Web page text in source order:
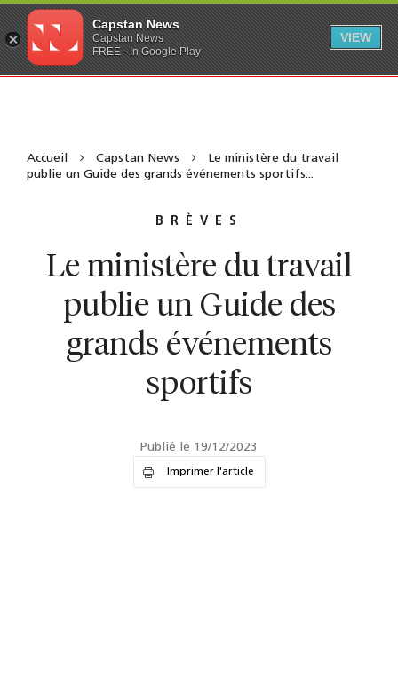
Accueil Capstan News
Le ministère du travail
publie un Guide des grands événements sportifs...
BRÈVES
Le ministère du travail
publie un Guide des
grands événements
sportifs
Publié le 19/12/2023
Imprimer l'article
Capstan News
Capstan News
FREE - In Google Play
VIEW